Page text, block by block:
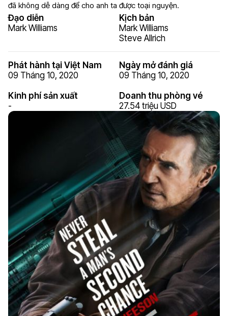
đã không dễ dàng để cho anh ta được toại nguyện.
Đạo diễn
Mark Williams
Kịch bản
Mark Williams
Steve Allrich
Phát hành tại Việt Nam
09 Tháng 10, 2020
Ngày mở đánh giá
09 Tháng 10, 2020
Kinh phí sản xuất
-
Doanh thu phòng vé
27.54 triệu USD